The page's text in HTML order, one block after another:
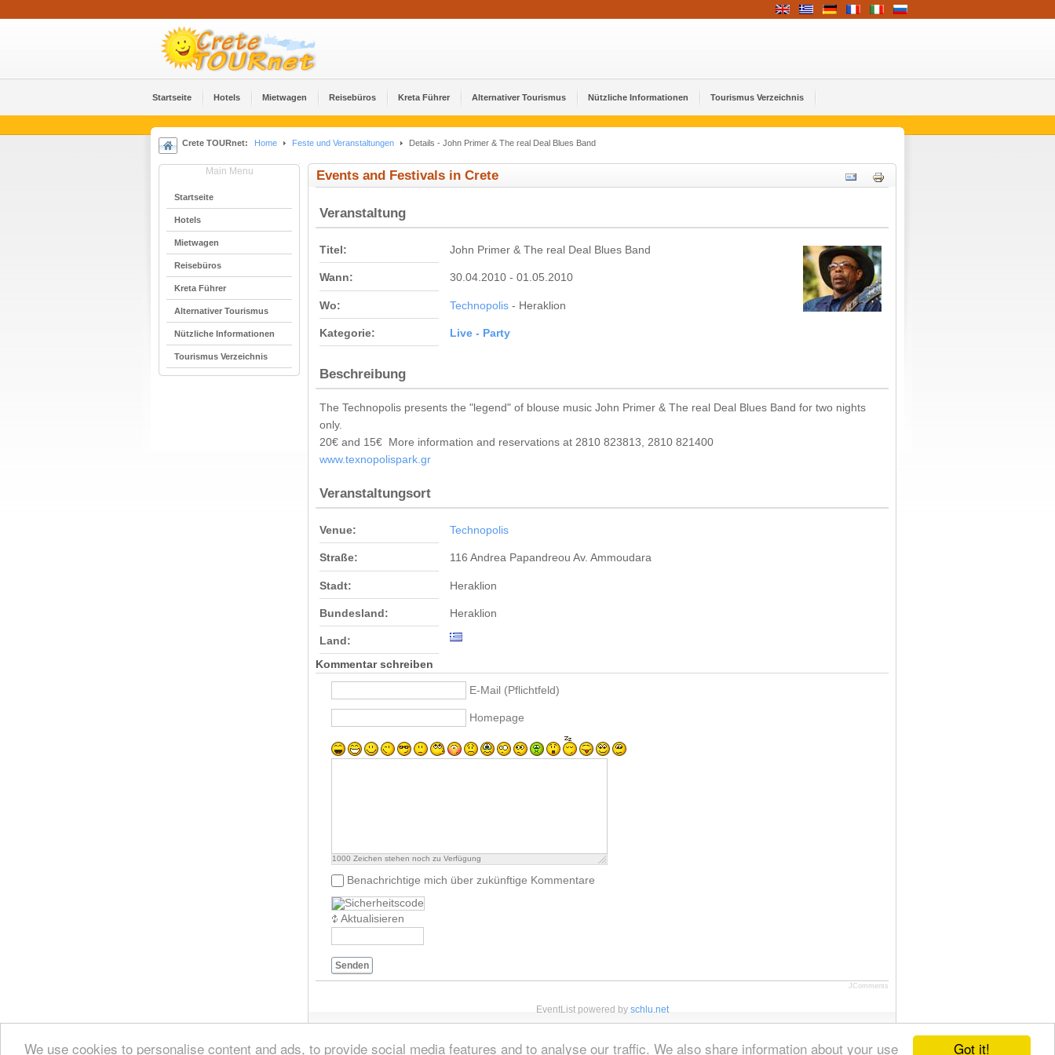
Got it!
We use cookies to personalise content and ads, to provide social media features and to analyse our traffic. We also share information about your use
Startseite Hotels Mietwagen Reisebüros Kreta Führer Alternativer Tourismus Nützliche Informationen Tourismus Verzeichnis
Crete TOURnet: Home Feste und Veranstaltungen Details - John Primer & The real Deal Blues Band
Main Menu
Startseite
Hotels
Mietwagen
Reisebüros
Kreta Führer
Alternativer Tourismus
Nützliche Informationen
Tourismus Verzeichnis
Events and Festivals in Crete
Veranstaltung
Titel: John Primer & The real Deal Blues Band
Wann: 30.04.2010 - 01.05.2010
Wo: Technopolis- Heraklion
Kategorie: Live - Party
Beschreibung
The Technopolis presents the "legend" of blouse music John Primer & The real Deal Blues Band for two nights
only.
20€ and 15€ More information and reservations at 2810 823813, 2810 821400
www.texnopolispark.gr
Veranstaltungsort
Venue: Technopolis
Straße: 116 Andrea Papandreou Av. Ammoudara
Stadt: Heraklion
Bundesland: Heraklion
Land:
Kommentar schreiben
E-Mail (Pflichtfeld)
Homepage
1000 Zeichen stehen noch zu Verfügung
Benachrichtige mich über zukünftige Kommentare
Aktualisieren
Senden
JComments
EventList powered by schlu.net